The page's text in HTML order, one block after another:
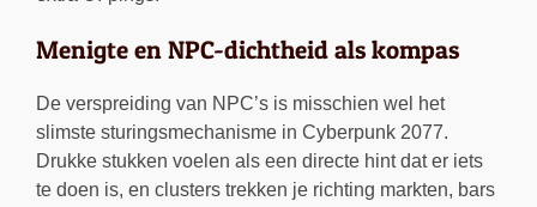
Menigte en NPC-dichtheid als kompas
De verspreiding van NPC’s is misschien wel het
slimste sturingsmechanisme in Cyberpunk 2077.
Drukke stukken voelen als een directe hint dat er iets
te doen is, en clusters trekken je richting markten, bars